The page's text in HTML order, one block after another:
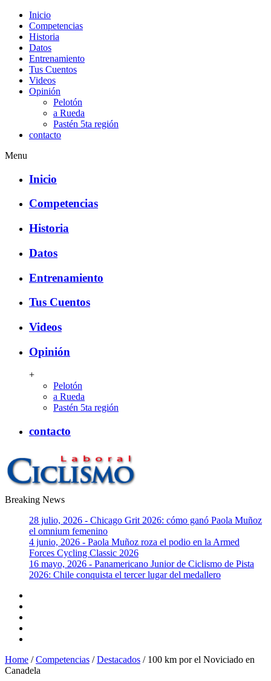
Inicio
Competencias
Historia
Datos
Entrenamiento
Tus Cuentos
Videos
Opinión
Pelotón
a Rueda
Pastén 5ta región
contacto
Menu
Inicio
Competencias
Historia
Datos
Entrenamiento
Tus Cuentos
Videos
Opinión
+
Pelotón
a Rueda
Pastén 5ta región
contacto
CiclismoLaboral
Breaking News
28 julio, 2026 - Chicago Grit 2026: cómo ganó Paola Muñoz
el omnium femenino
4 junio, 2026 - Paola Muñoz roza el podio en la Armed
Forces Cycling Classic 2026
16 mayo, 2026 - Panamericano Junior de Ciclismo de Pista
2026: Chile conquista el tercer lugar del medallero
Home /Competencias /Destacados / 100 km por el Noviciado en
Canadela